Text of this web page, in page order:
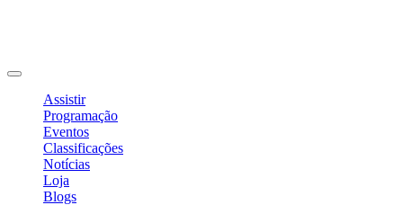
Assistir
Programação
Eventos
Classificações
Notícias
Loja
Blogs